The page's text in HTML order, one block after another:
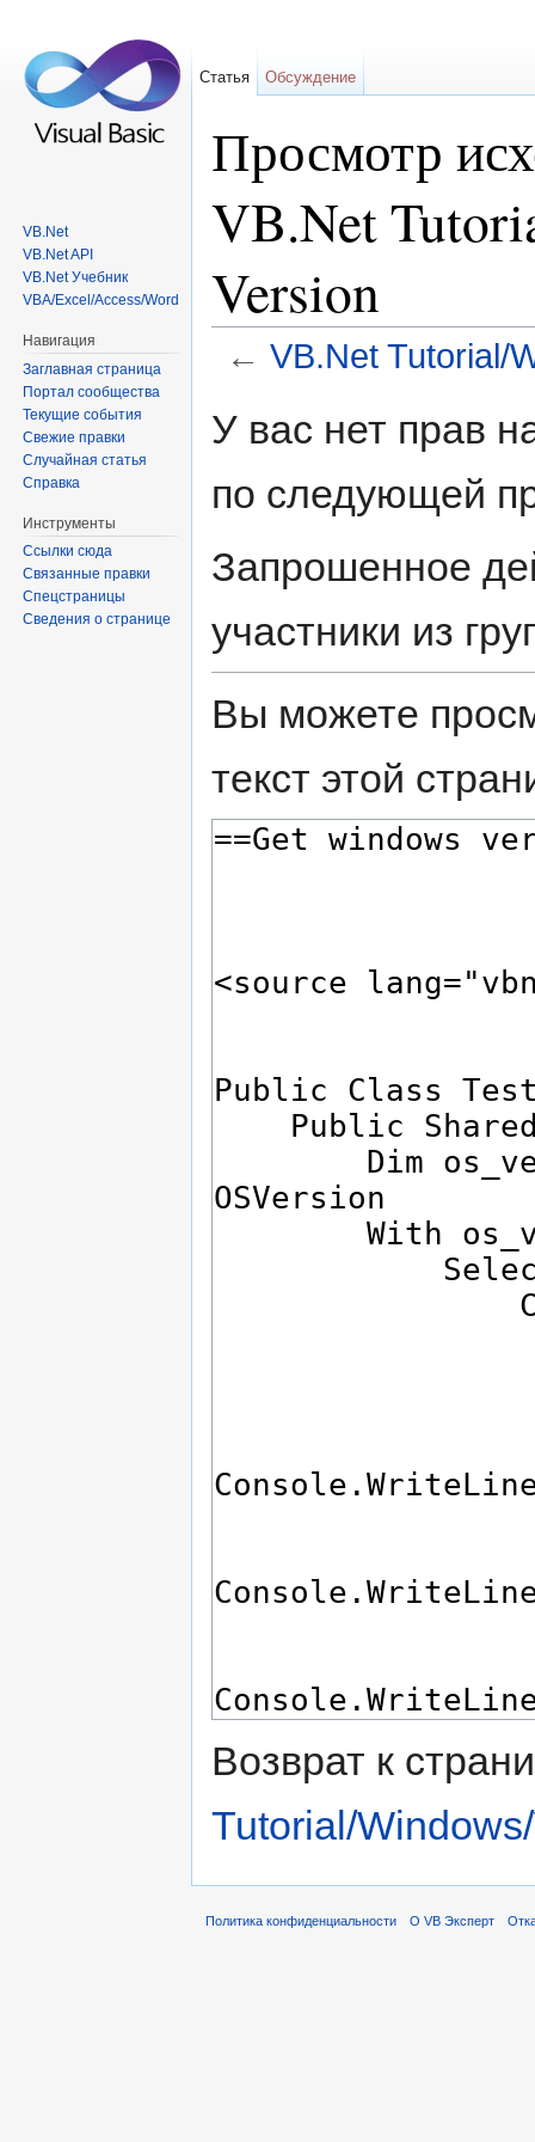
Просмотр
VB.Net
Version
← VB.Net Tutorial/
У вас нет прав
по следующей
Запрошенное
участники из
Вы можете
текст этой
Возврат к
Tutorial/
Статья Обсуждение
VB.Net
VB.Net API
VB.Net Учебник
VBA/Excel/Access/Word
Навигация
Заглавная страница
Портал сообщества
Текущие события
Свежие правки
Случайная статья
Справка
Инструменты
Ссылки сюда
Связанные правки
Спецстраницы
Сведения о странице
Политика конфиденциальности О VB Эксперт